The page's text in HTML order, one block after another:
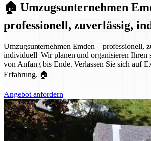
🏠 Umzugsunternehmen
professionell, zuverlässig,
Umzugsunternehmen Emden – professionell,
individuell. Wir planen und organisieren Ihren
von Anfang bis Ende. Verlassen Sie sich auf
Erfahrung. 🏠
Angebot anfordern